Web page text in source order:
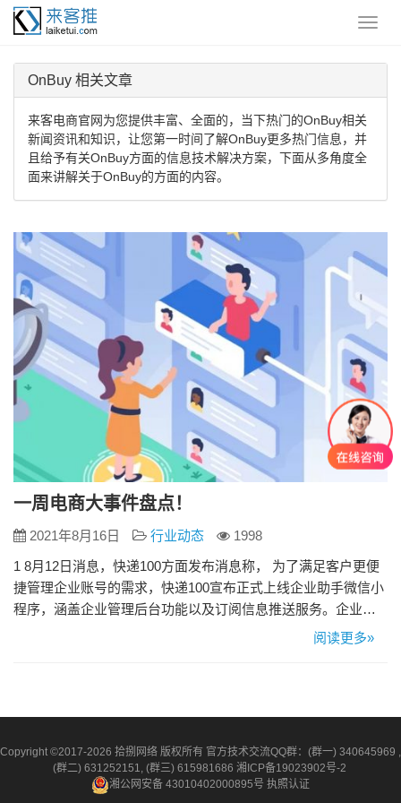
OnBuy 相关文章
来客电商官网为您提供丰富、全面的，当下热门的OnBuy相关
新闻资讯和知识，让您第一时间了解OnBuy更多热门信息，并
且给予有关OnBuy方面的信息技术解决方案，下面从多角度全
面来讲解关于OnBuy的方面的内容。
一周电商大事件盘点！
2021年8月16日 行业动态
1998
1 8月12日消息，快递100方面发布消息称， 为了满足客户更便
捷管理企业账号的需求，快递100宣布正式上线企业助手微信小
程序，涵盖企业管理后台功能以及订阅信息推送服务。企业助
手现已支持查看账户剩余单量/余额、消费账单及支付记录，快
阅读更多»
Copyright ©2017-2026 拾捌网络 版权所有 官方技术交流QQ群：(群一) 340645969 ,
(群二) 631252151, (群三) 615981686 湘ICP备19023902号-2
湘公网安备 43010402000895号 执照认证